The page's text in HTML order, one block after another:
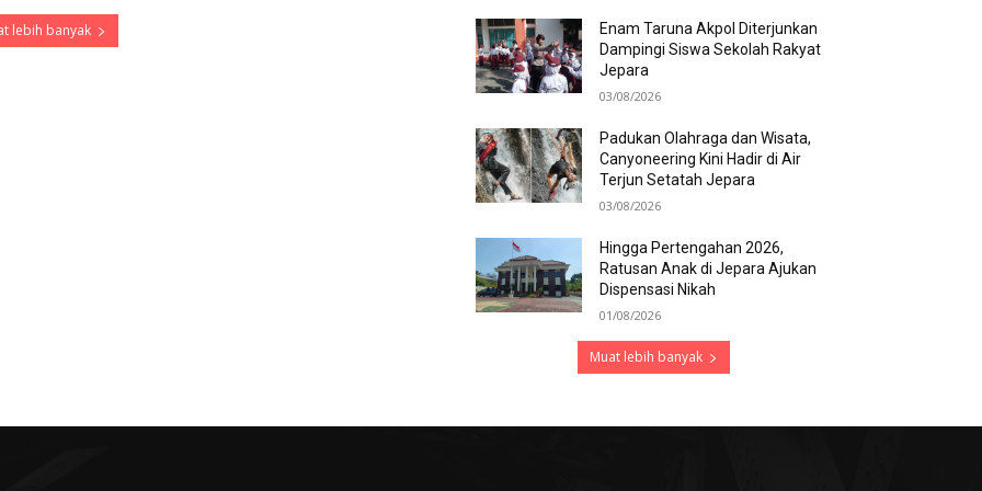
lebih banyak
Enam Taruna Akpol Diterjunkan
Dampingi Siswa Sekolah Rakyat
Jepara
03/08/2026
Padukan Olahraga dan Wisata,
Canyoneering Kini Hadir di Air
Terjun Setatah Jepara
03/08/2026
Hingga Pertengahan 2026,
Ratusan Anak di Jepara Ajukan
Dispensasi Nikah
01/08/2026
Muat lebih banyak